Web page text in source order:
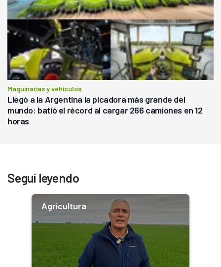
Maquinarias y vehículos
Llegó a la Argentina la picadora más grande del
mundo: batió el récord al cargar 266 camiones en 12
horas
Seguí leyendo
Agricultura